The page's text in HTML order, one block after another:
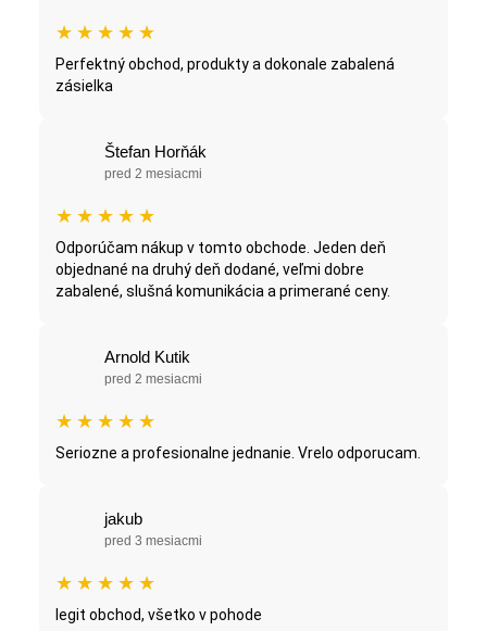
★ ★ ★ ★ ★
Perfektný obchod, produkty a dokonale zabalená
zásielka
Štefan Horňák
pred 2 mesiacmi
★ ★ ★ ★ ★
Odporúčam nákup v tomto obchode. Jeden deň
objednané na druhý deň dodané, veľmi dobre
zabalené, slušná komunikácia a primerané ceny.
Arnold Kutik
pred 2 mesiacmi
★ ★ ★ ★ ★
Seriozne a profesionalne jednanie. Vrelo odporucam.
jakub
pred 3 mesiacmi
★ ★ ★ ★ ★
legit obchod, všetko v pohode